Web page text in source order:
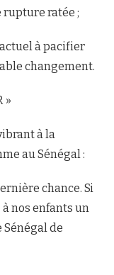
ratée ;
à pacifier
changement.
»
à la
au Sénégal :
chance. Si
nos enfants un
Sénégal de